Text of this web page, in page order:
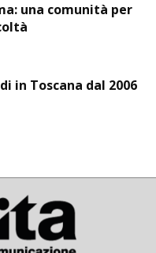
una comunità per
in Toscana dal 2006